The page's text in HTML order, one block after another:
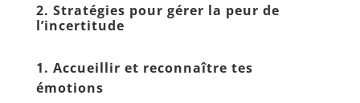
2. Stratégies pour gérer la peur de
l’incertitude
1. Accueillir et reconnaître tes
émotions